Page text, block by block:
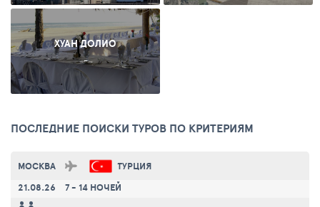
ХУАН ДОЛИО
-
ПОСЛЕДНИЕ ПОИСКИ ТУРОВ ПО КРИТЕРИЯМ
МОСКВА
ТУРЦИЯ
21.08.26
7 - 14 НОЧЕЙ